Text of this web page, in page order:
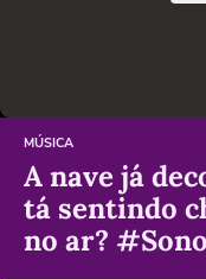
MÚSICA
A nave já
tá sentindo
no ar?